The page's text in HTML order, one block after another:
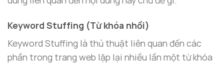
Keyword Stuffing (Từ khóa nhồi)
Keyword Stuffing là thủ thuật liên quan đến các
phần trong trang web lặp lại nhiều lần một từ khóa